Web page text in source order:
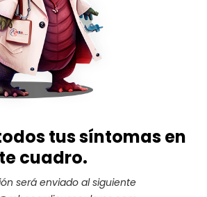
tus síntomas en
cuadro.
será enviado al siguiente